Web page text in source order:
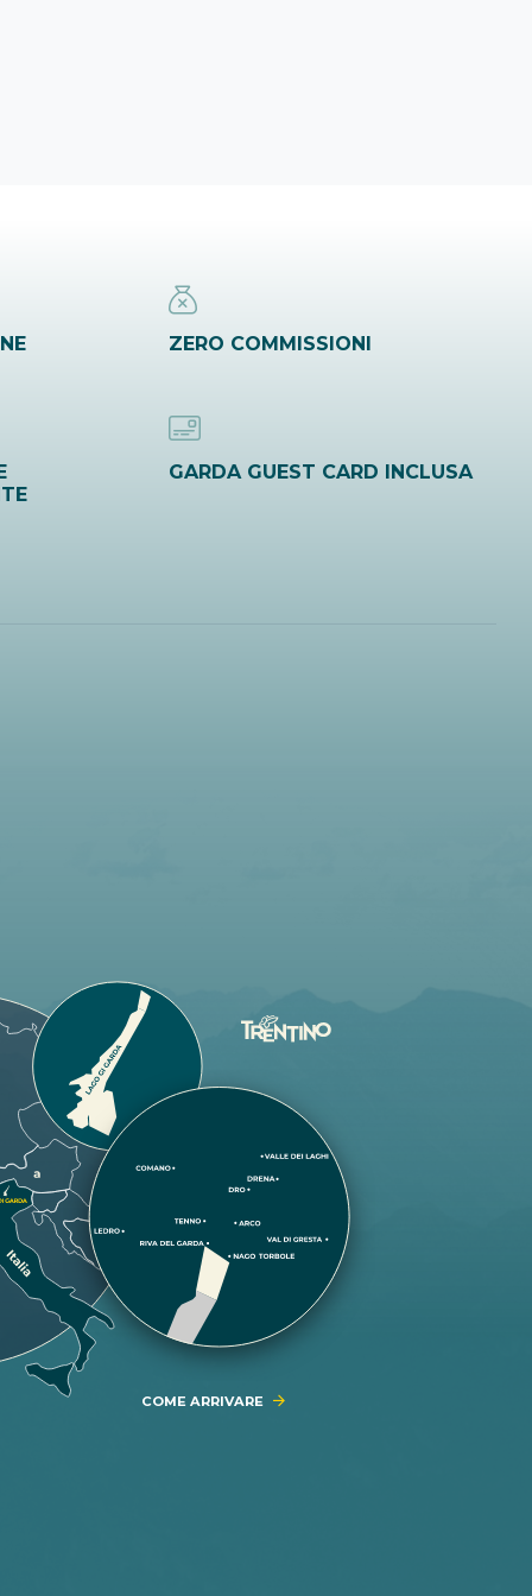
ZERO COMMISSIONI
GARDA GUEST CARD INCLUSA
COME ARRIVARE